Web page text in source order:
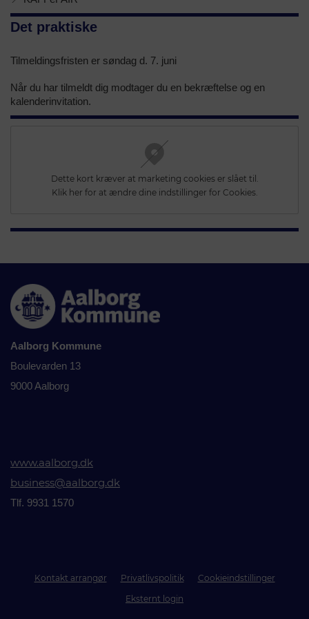
Det praktiske
Tilmeldingsfristen er søndag d. 7. juni
Når du har tilmeldt dig modtager du en bekræftelse og en
kalenderinvitation.
Dette kort kræver at marketing cookies er slået til.
Klik her for at ændre dine indstillinger for Cookies.
Aalborg Kommune
Boulevarden 13
9000 Aalborg
www.aalborg.dk
business@aalborg.dk
Tlf. 9931 1570
Kontakt arrangør Privatlivspolitik
Cookieindstillinger
Eksternt login